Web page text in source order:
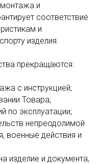
монтажа и
соответствие
и
изделия.
прекращаются:
с инструкцией;
Товара;
по эксплуатации;
непреодолимой
военные действия и
изделие и документа,